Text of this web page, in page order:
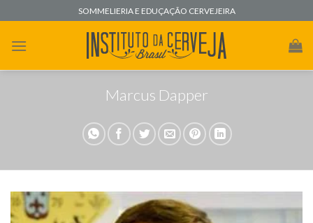
to
content
SOMMELIERIA E EDUÇAÇÃO CERVEJEIRA
Marcus Dapper